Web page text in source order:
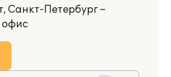
Санкт-Петербург –